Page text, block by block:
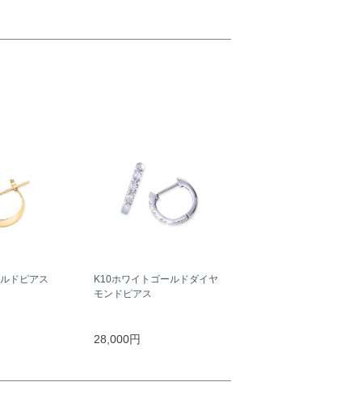
ドピアス
K10ホワイトゴールドダイヤ
モンドピアス
28,000円